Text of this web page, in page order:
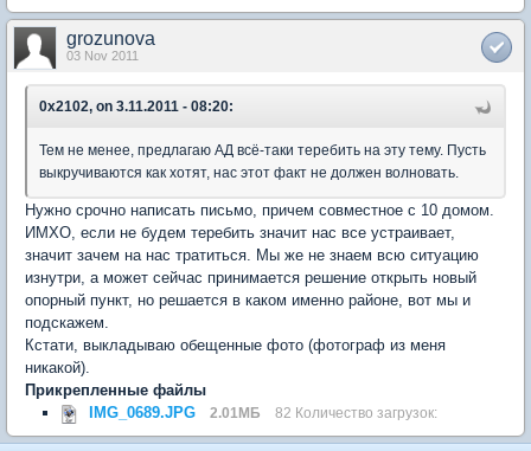
grozunova
03 Nov 2011
0x2102, on 3.11.2011 - 08:20:
Тем не менее, предлагаю АД всё-таки теребить на эту тему. Пусть
выкручиваются как хотят, нас этот факт не должен волновать.
Нужно срочно написать письмо, причем совместное с 10 домом.
ИМХО, если не будем теребить значит нас все устраивает,
значит зачем на нас тратиться. Мы же не знаем всю ситуацию
изнутри, а может сейчас принимается решение открыть новый
опорный пункт, но решается в каком именно районе, вот мы и
подскажем.
Кстати, выкладываю обещенные фото (фотограф из меня
никакой).
Прикрепленные файлы
IMG_0689.JPG
2.01МБ 82 Количество загрузок: